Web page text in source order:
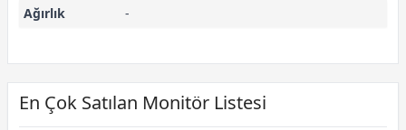
Ağırlık -
En Çok Satılan Monitör Listesi